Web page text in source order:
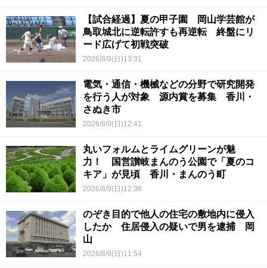
【試合経過】夏の甲子園 岡山学芸館が
鳥取城北に逆転許すも再逆転 終盤にリ
ード広げて初戦突破
2026/8/9(日)13:31
電気・通信・機械などの分野で研究開発
を行う人が対象 源内賞を募集 香川・
さぬき市
2026/8/9(日)12:41
丸いフォルムとライムグリーンが魅
力！ 国営讃岐まんのう公園で「夏のコ
キア」が見頃 香川・まんのう町
2026/8/9(日)12:36
のぞき目的で他人の住宅の敷地内に侵入
したか 住居侵入の疑いで男を逮捕 岡
山
2026/8/9(日)11:54